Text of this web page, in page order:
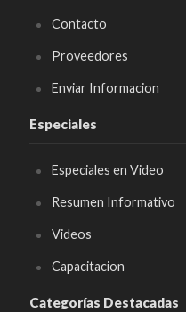
Contacto
Proveedores
Enviar Informacion
Especiales
Especiales en Video
Resumen Informativo
Videos
Capacitacion
Categorías Destacadas